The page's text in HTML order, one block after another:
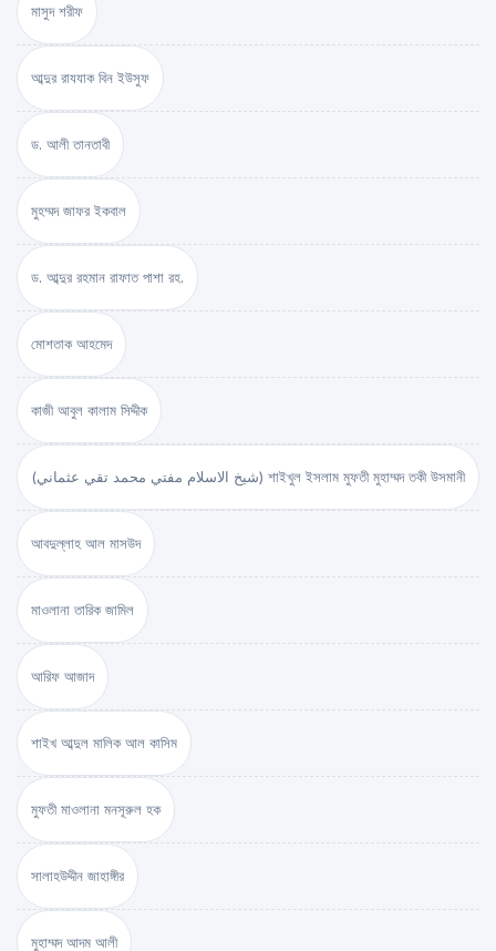
মাসুদ শরীফ
আব্দুর রাযযাক বিন ইউসুফ
ড. আলী তানতাবী
মুহম্মদ জাফর ইকবাল
ড. আব্দুর রহমান রাফাত পাশা রহ.
মোশতাক আহমেদ
কাজী আবুল কালাম সিদ্দীক
(شيخ الاسلام مفتي محمد تقي عثماني) শাইখুল ইসলাম মুফতী মুহাম্মদ তকী উসমানী
আবদুল্লাহ আল মাসউদ
মাওলানা তারিক জামিল
আরিফ আজাদ
শাইখ আব্দুল মালিক আল কাসিম
মুফতী মাওলানা মনসূরুল হক
সালাহউদ্দীন জাহাঙ্গীর
মুহাম্মদ আদম আলী